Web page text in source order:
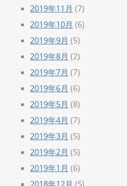
2019年11月 (7)
2019年10月 (6)
2019年9月 (5)
2019年8月 (2)
2019年7月 (7)
2019年6月 (6)
2019年5月 (8)
2019年4月 (7)
2019年3月 (5)
2019年2月 (5)
2019年1月 (6)